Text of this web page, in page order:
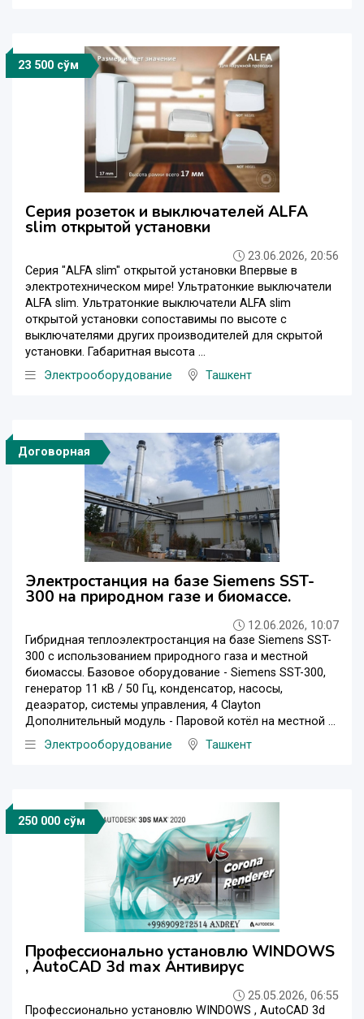
23 500 сўм
Серия розеток и выключателей ALFA
slim открытой установки
23.06.2026, 20:56
Серия "ALFA slim" открытой установки Впервые в
электротехническом мире! Ультратонкие выключатели
ALFA slim. Ультратонкие выключатели ALFA slim
открытой установки сопоставимы по высоте с
выключателями других производителей для скрытой
установки. Габаритная высота ...
Электрооборудование
Ташкент
Договорная
Электростанция на базе Siemens SST-
300 на природном газе и биомассе.
12.06.2026, 10:07
Гибридная теплоэлектростанция на базе Siemens SST-
300 с использованием природного газа и местной
биомассы. Базовое оборудование - Siemens SST-300,
генератор 11 кВ / 50 Гц, конденсатор, насосы,
деаэратор, системы управления, 4 Clayton
Дополнительный модуль - Паровой котёл на местной ...
Электрооборудование
Ташкент
250 000 сўм
Профессионально установлю WINDOWS
, AutoCAD 3d max Антивирус
25.05.2026, 06:55
Профессионально установлю WINDOWS , AutoCAD 3d